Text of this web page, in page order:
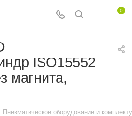
0
ISO15552
магнита,
Пневматическое оборудование и